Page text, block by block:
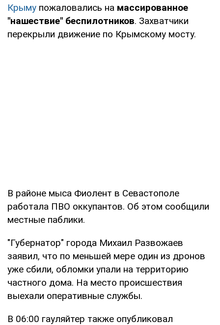
Крыму пожаловались на массированное
"нашествие" беспилотников. Захватчики
перекрыли движение по Крымскому мосту.
В районе мыса Фиолент в Севастополе
работала ПВО оккупантов. Об этом сообщили
местные паблики.
"Губернатор" города Михаил Развожаев
заявил, что по меньшей мере один из дронов
уже сбили, обломки упали на территорию
частного дома. На место происшествия
выехали оперативные службы.
В 06:00 гауляйтер также опубликовал